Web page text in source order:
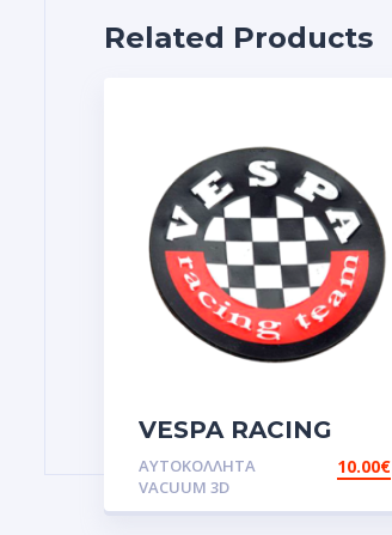
Related Products
VESPA RACING
TEAM.Αυτοκόλλητα
ΑΥΤΟΚΌΛΛΗΤΑ
VACUUM 3D
10.00€